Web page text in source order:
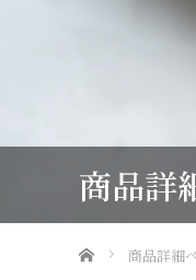
商品詳
ホーム 商品詳細